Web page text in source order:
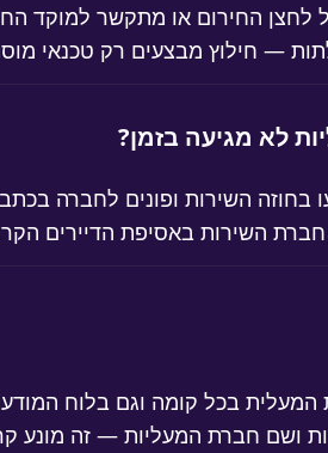
לחצן החירום או מתקשר למוקד
— חילוץ מבצעים רק טכנאי
לא מגיעה בזמן?
בחוזה השירות ופונים לחברה
השירות באסיפת הדיירים
בכל קומה וגם בלוח
ושם חברת המעליות — זה מונע